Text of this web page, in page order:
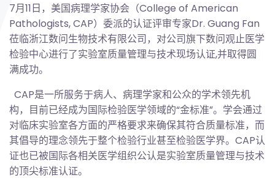
7月11日，美国病理学家协会（College of American
Pathologists, CAP）委派的认证评审专家Dr. Guang Fan
莅临浙江数问生物技术有限公司，对公司旗下数问观止医学
检验中心进行了实验室质量管理与技术现场认证,并取得圆
满成功。
CAP是一所服务于病人、病理学家和公众的学术领先机
构，目前已经成为国际检验医学领域的“金标准”。学会通过
对临床实验室各方面的严格要求来确保其符合质量标准，而
其倡导的理念领先于整个检验行业甚至检验医学界。CAP认
证也已被国际各相关医学组织公认是实验室质量管理与技术
的顶尖标准认证。